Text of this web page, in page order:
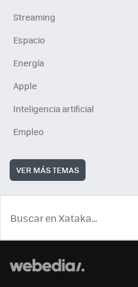
Streaming
Espacio
Energía
Apple
Inteligencia artificial
Empleo
VER MÁS TEMAS